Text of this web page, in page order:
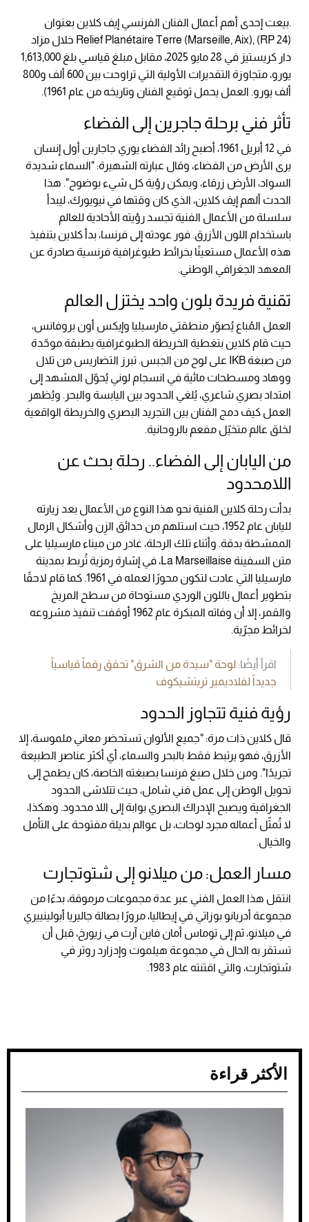
.بيعت إحدى أهم أعمال الفنان الفرنسي إيف كلاين بعنوان
Relief Planétaire Terre (Marseille, Aix), (RP 24) خلال مزاد
دار كريستيز في 28 مايو 2025، مقابل مبلغ قياسي بلغ 1,613,000
يورو، متجاوزة التقديرات الأولية التي تراوحت بين 600 ألف و800
ألف يورو. العمل يحمل توقيع الفنان وتاريخه من عام 1961).
تأثر فني برحلة جاجرين إلى الفضاء
في 12 أبريل 1961، أصبح رائد الفضاء يوري جاجارين أول إنسان
يرى الأرض من الفضاء، وقال عبارته الشهيرة: "السماء شديدة
السواد، الأرض زرقاء، ويمكن رؤية كل شيء بوضوح". هذا
الحدث ألهم إيف كلاين، الذي كان وقتها في نيويورك، ليبدأ
سلسلة من الأعمال الفنية تجسد رؤيته الأحادية للعالم
باستخدام اللون الأزرق. فور عودته إلى فرنسا، بدأ كلاين بتنفيذ
هذه الأعمال مستعينًا بخرائط طبوغرافية فرنسية صادرة عن
المعهد الجغرافي الوطني.
تقنية فريدة بلون واحد يختزل العالم
العمل المُباع يُصوّر منطقتي مارسيليا وإيكس أون بروفانس،
حيث قام كلاين بتغطية الخريطة الطبوغرافية بطبقة موحّدة
من صبغة IKB على لوح من الجبس. تبرز التضاريس من تلال
ووهاد ومسطحات مائية في انسجام لوني يُحوّل المشهد إلى
امتداد بصري شاعري، يُلغي الحدود بين اليابسة والبحر. ويُظهر
العمل كيف دمج الفنان بين التجريد البصري والخريطة الواقعية
لخلق عالم متخيّل مفعم بالروحانية.
من اليابان إلى الفضاء.. رحلة بحث عن
اللامحدود
بدأت رحلة كلاين الفنية نحو هذا النوع من الأعمال بعد زيارته
لليابان عام 1952، حيث استلهم من حدائق الزِن وأشكال الرمال
الممشطة بدقة. وأثناء تلك الرحلة، غادر من ميناء مارسيليا على
متن السفينة La Marseillaise، في إشارة رمزية تُربط بمدينة
مارسيليا التي عادت لتكون محورًا لعمله في 1961. كما قام لاحقًا
بتطوير أعمال باللون الوردي مستوحاة من سطح المريخ
والقمر، إلا أن وفاته المبكرة عام 1962 أوقفت تنفيذ مشروعه
لخرائط مجرّية.
اقرأ أيضًا: لوحة "سيدة من الشرق" تحقق رقماً قياسياً
جديداً لفلاديمير تريتشيكوف
رؤية فنية تتجاوز الحدود
قال كلاين ذات مرة: "جميع الألوان تستحضر معاني ملموسة، إلا
الأزرق، فهو يرتبط فقط بالبحر والسماء، أي أكثر عناصر الطبيعة
تجريدًا". ومن خلال صبغ فرنسا بصبغته الخاصة، كان يطمح إلى
تحويل الوطن إلى عمل فني شامل، حيث تتلاشى الحدود
الجغرافية ويصبح الإدراك البصري بوابة إلى اللا محدود. وهكذا،
لا تُمثّل أعماله مجرد لوحات، بل عوالم بديلة مفتوحة على التأمل
والخيال.
مسار العمل: من ميلانو إلى شتوتجارت
انتقل هذا العمل الفني عبر عدة مجموعات مرموقة، بدءًا من
مجموعة أدريانو بوزاتي في إيطاليا، مرورًا بصالة جاليريا أبولينييري
في ميلانو، ثم إلى توماس أمان فاين آرت في زيورخ، قبل أن
تستقر به الحال في مجموعة هيلموت وإدزارد روتر في
شتوتجارت، والتي اقتنته عام 1983.
الأكثر قراءة